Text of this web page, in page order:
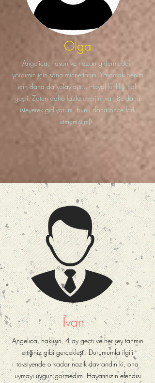
Olga
Angelica, hasarı ve nazarı gidermedeki
yardımın için sana minnettarım. Yaşamak benim
için daha da kolaylaştı... Hayal kırıklığı hali
geçti. Zaten daha fazla enerjim var, işe daha
isteyerek gidiyorum, bunu daha önce fark
etmemiştim))
İvan
Angelica, haklısın. 4 ay geçti ve her şey tahmin
ettiğiniz gibi gerçekleşti. Durumumla ilgili
tavsiyende o kadar nazik davrandın ki, ona
uymayı uygun görmedim. Hayatınızın efendisi